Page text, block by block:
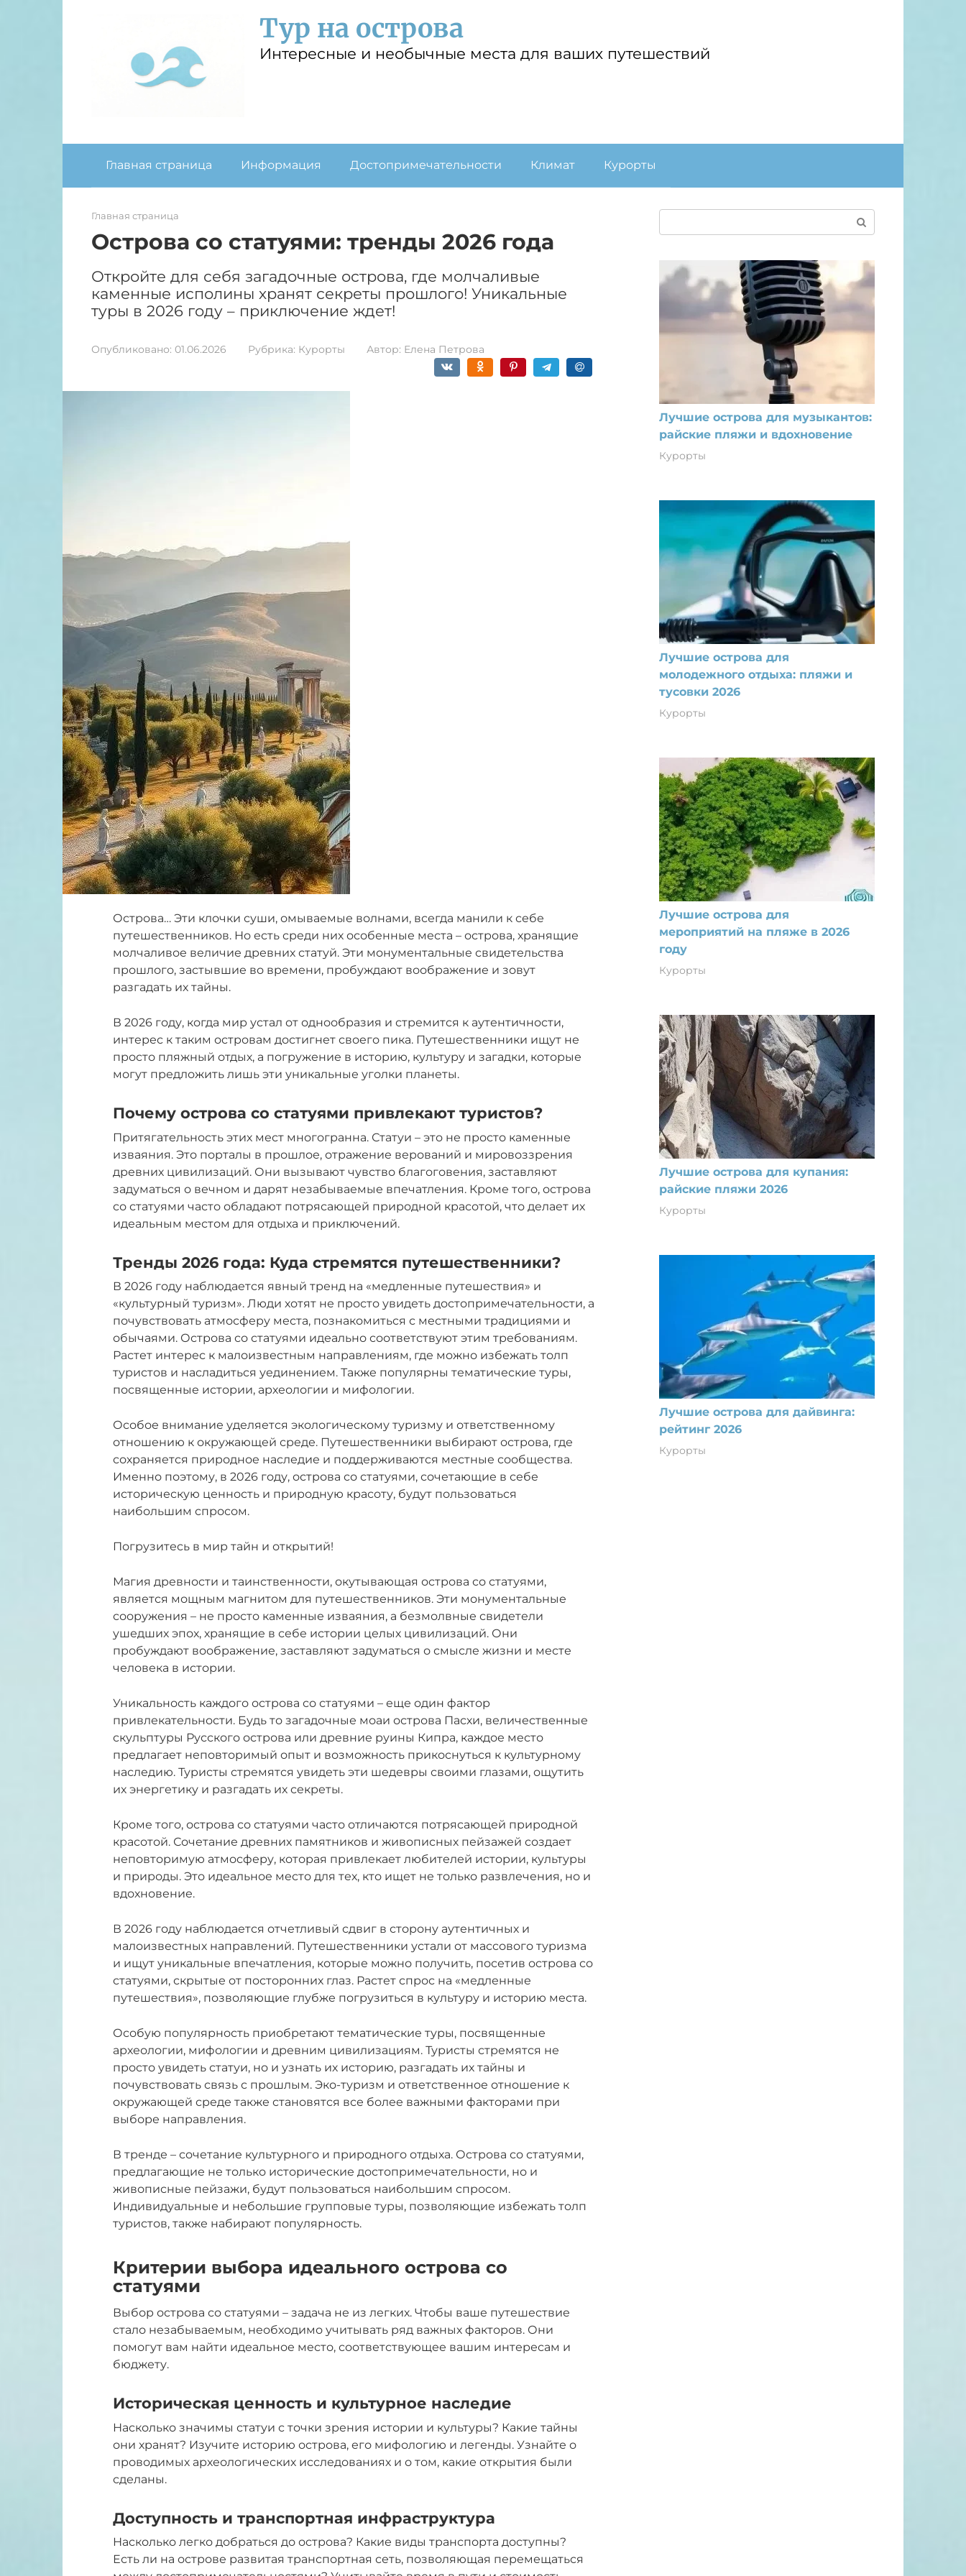
Тур на острова
Интересные и необычные места для ваших путешествий
Главная страница Информация Достопримечательности Климат Курорты
Главная страница
Острова со статуями: тренды 2026 года
Откройте для себя загадочные острова, где молчаливые
каменные исполины хранят секреты прошлого! Уникальные
туры в 2026 году – приключение ждет!
Опубликовано: 01.06.2026 Рубрика: Курорты Автор: Елена Петрова
Острова… Эти клочки суши, омываемые волнами, всегда манили к себе
путешественников. Но есть среди них особенные места – острова, хранящие
молчаливое величие древних статуй. Эти монументальные свидетельства
прошлого, застывшие во времени, пробуждают воображение и зовут
разгадать их тайны.
В 2026 году, когда мир устал от однообразия и стремится к аутентичности,
интерес к таким островам достигнет своего пика. Путешественники ищут не
просто пляжный отдых, а погружение в историю, культуру и загадки, которые
могут предложить лишь эти уникальные уголки планеты.
Почему острова со статуями привлекают туристов?
Притягательность этих мест многогранна. Статуи – это не просто каменные
изваяния. Это порталы в прошлое, отражение верований и мировоззрения
древних цивилизаций. Они вызывают чувство благоговения, заставляют
задуматься о вечном и дарят незабываемые впечатления. Кроме того, острова
со статуями часто обладают потрясающей природной красотой, что делает их
идеальным местом для отдыха и приключений.
Тренды 2026 года: Куда стремятся путешественники?
В 2026 году наблюдается явный тренд на «медленные путешествия» и
«культурный туризм». Люди хотят не просто увидеть достопримечательности, а
почувствовать атмосферу места, познакомиться с местными традициями и
обычаями. Острова со статуями идеально соответствуют этим требованиям.
Растет интерес к малоизвестным направлениям, где можно избежать толп
туристов и насладиться уединением. Также популярны тематические туры,
посвященные истории, археологии и мифологии.
Особое внимание уделяется экологическому туризму и ответственному
отношению к окружающей среде. Путешественники выбирают острова, где
сохраняется природное наследие и поддерживаются местные сообщества.
Именно поэтому, в 2026 году, острова со статуями, сочетающие в себе
историческую ценность и природную красоту, будут пользоваться
наибольшим спросом.
Погрузитесь в мир тайн и открытий!
Магия древности и таинственности, окутывающая острова со статуями,
является мощным магнитом для путешественников. Эти монументальные
сооружения – не просто каменные изваяния, а безмолвные свидетели
ушедших эпох, хранящие в себе истории целых цивилизаций. Они
пробуждают воображение, заставляют задуматься о смысле жизни и месте
человека в истории.
Уникальность каждого острова со статуями – еще один фактор
привлекательности. Будь то загадочные моаи острова Пасхи, величественные
скульптуры Русского острова или древние руины Кипра, каждое место
предлагает неповторимый опыт и возможность прикоснуться к культурному
наследию. Туристы стремятся увидеть эти шедевры своими глазами, ощутить
их энергетику и разгадать их секреты.
Кроме того, острова со статуями часто отличаются потрясающей природной
красотой. Сочетание древних памятников и живописных пейзажей создает
неповторимую атмосферу, которая привлекает любителей истории, культуры
и природы. Это идеальное место для тех, кто ищет не только развлечения, но и
вдохновение.
В 2026 году наблюдается отчетливый сдвиг в сторону аутентичных и
малоизвестных направлений. Путешественники устали от массового туризма
и ищут уникальные впечатления, которые можно получить, посетив острова со
статуями, скрытые от посторонних глаз. Растет спрос на «медленные
путешествия», позволяющие глубже погрузиться в культуру и историю места.
Особую популярность приобретают тематические туры, посвященные
археологии, мифологии и древним цивилизациям. Туристы стремятся не
просто увидеть статуи, но и узнать их историю, разгадать их тайны и
почувствовать связь с прошлым. Эко-туризм и ответственное отношение к
окружающей среде также становятся все более важными факторами при
выборе направления.
В тренде – сочетание культурного и природного отдыха. Острова со статуями,
предлагающие не только исторические достопримечательности, но и
живописные пейзажи, будут пользоваться наибольшим спросом.
Индивидуальные и небольшие групповые туры, позволяющие избежать толп
туристов, также набирают популярность.
Критерии выбора идеального острова со
статуями
Выбор острова со статуями – задача не из легких. Чтобы ваше путешествие
стало незабываемым, необходимо учитывать ряд важных факторов. Они
помогут вам найти идеальное место, соответствующее вашим интересам и
бюджету.
Историческая ценность и культурное наследие
Насколько значимы статуи с точки зрения истории и культуры? Какие тайны
они хранят? Изучите историю острова, его мифологию и легенды. Узнайте о
проводимых археологических исследованиях и о том, какие открытия были
сделаны.
Доступность и транспортная инфраструктура
Насколько легко добраться до острова? Какие виды транспорта доступны?
Есть ли на острове развитая транспортная сеть, позволяющая перемещаться
Лучшие острова для музыкантов:
райские пляжи и вдохновение
Курорты
Лучшие острова для
молодежного отдыха: пляжи и
тусовки 2026
Курорты
Лучшие острова для
мероприятий на пляже в 2026
году
Курорты
Лучшие острова для купания:
райские пляжи 2026
Курорты
Лучшие острова для дайвинга:
рейтинг 2026
Курорты